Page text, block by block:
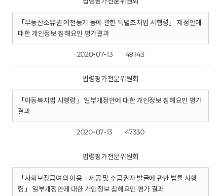
「부동산소유권 이전등기 등에 관한 특별조치법 시행령」 제정안에
대한 개인정보 침해요인 평가결과
2020-07-13 49143
법령평가전문위원회
「아동복지법 시행령」 일부개정안에 대한 개인정보 침해요인 평가
결과
2020-07-13 47330
법령평가전문위원회
「사회보장급여의 이용ㆍ제공 및 수급권자 발굴에 관한 법률 시행
령」 일부개정안에 대한 개인정보 침해요인 평가 결과